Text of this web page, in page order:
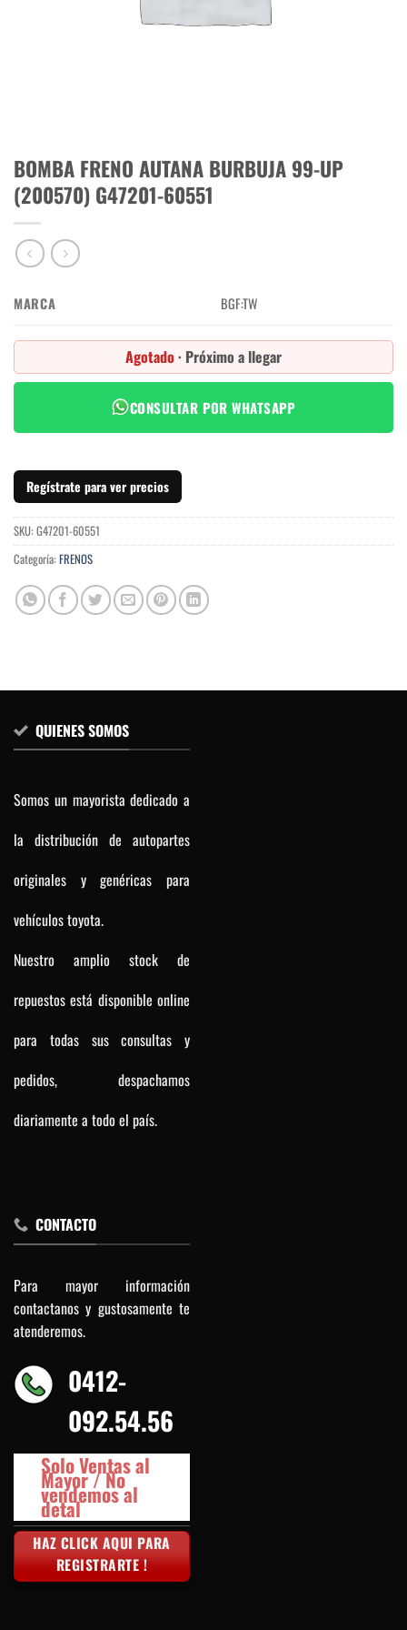
BOMBA FRENO AUTANA BURBUJA 99-UP
(200570) G47201-60551
MARCA BGF:TW
Agotado · Próximo a llegar
CONSULTAR POR WHATSAPP
Regístrate para ver precios
SKU: G47201-60551
Categoría: FRENOS
QUIENES SOMOS
Somos un mayorista dedicado a
la distribución de autopartes
originales y genéricas para
vehículos toyota.
Nuestro amplio stock de
repuestos está disponible online
para todas sus consultas y
pedidos, despachamos
diariamente a todo el país.
CONTACTO
Para mayor información
contactanos y gustosamente te
atenderemos.
0412-
092.54.56
Solo Ventas al
Mayor / No
vendemos al
detal
HAZ CLICK AQUI PARA
REGISTRARTE !